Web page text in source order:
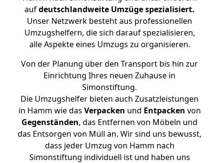
aufdeutschlandweite Umzüge spezialisiert.
Unser Netzwerk besteht aus professionellen
Umzugshelfern, die sich darauf spezialisieren,
alle Aspekte eines Umzugs zu organisieren.
Von der Planung über den Transport bis hin zur
Einrichtung Ihres neuen Zuhause in
Simonstiftung.
Die Umzugshelfer bieten auch Zusatzleistungen
in Hamm wie das Verpacken und Entpacken von
Gegenständen, das Entfernen von Möbeln und
das Entsorgen von Müll an. Wir sind uns bewusst,
dass jeder Umzug von Hamm nach
Simonstiftung individuell ist und haben uns